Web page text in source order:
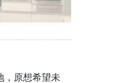
，原想希望未